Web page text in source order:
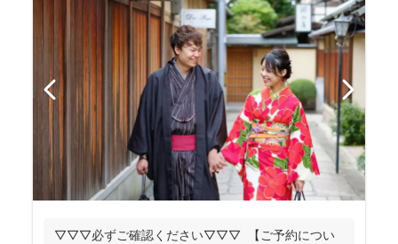
▽▽▽必ずご確認ください▽▽▽ 【ご予約につい